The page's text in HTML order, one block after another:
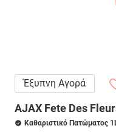
Έξυπνη Αγορά
AJAX Fete Des
Καθαριστικό Πατώματος